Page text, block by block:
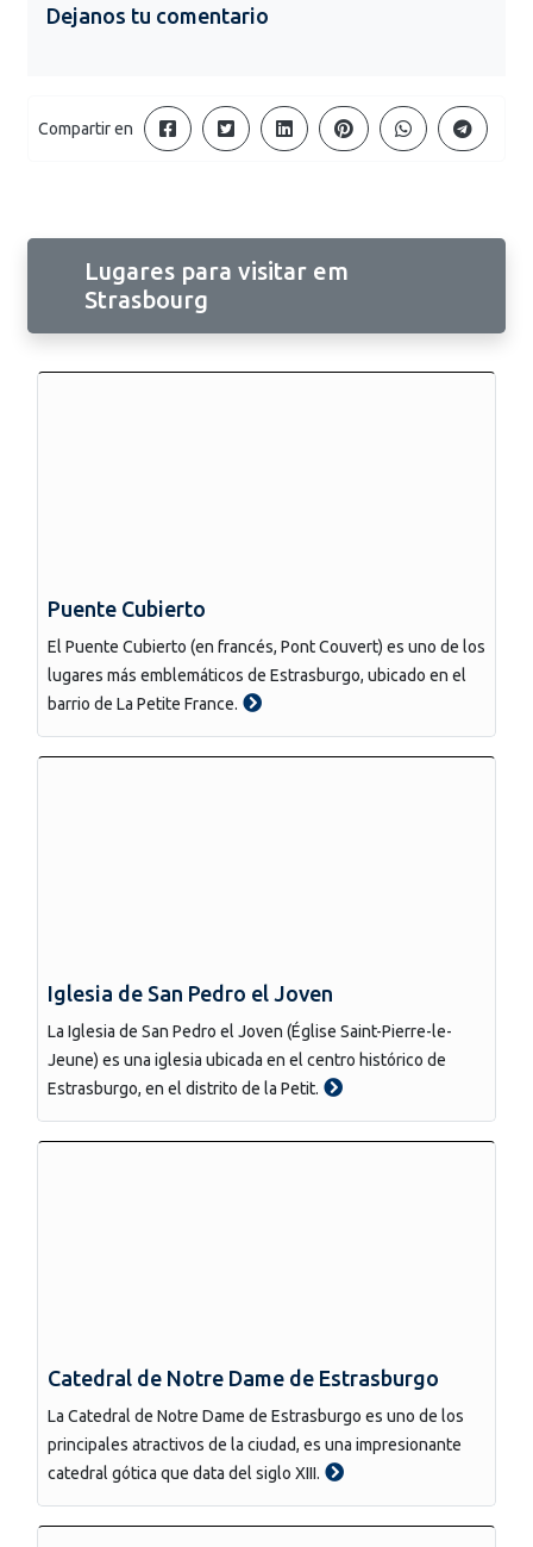
Dejanos tu comentario
Compartir en
Lugares para visitar em
Strasbourg
Puente Cubierto
El Puente Cubierto (en francés, Pont Couvert) es uno de los
lugares más emblemáticos de Estrasburgo, ubicado en el
barrio de La Petite France.
Iglesia de San Pedro el Joven
La Iglesia de San Pedro el Joven (Église Saint-Pierre-le-
Jeune) es una iglesia ubicada en el centro histórico de
Estrasburgo, en el distrito de la Petit.
Catedral de Notre Dame de Estrasburgo
La Catedral de Notre Dame de Estrasburgo es uno de los
principales atractivos de la ciudad, es una impresionante
catedral gótica que data del siglo XIII.